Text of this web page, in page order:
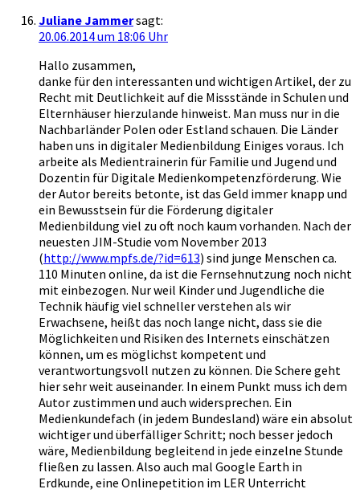
Juliane Jammersagt:
20.06.2014 um 18:06 Uhr
Hallo zusammen,
danke für den interessanten und wichtigen Artikel, der zu
Recht mit Deutlichkeit auf die Missstände in Schulen und
Elternhäuser hierzulande hinweist. Man muss nur in die
Nachbarländer Polen oder Estland schauen. Die Länder
haben uns in digitaler Medienbildung Einiges voraus. Ich
arbeite als Medientrainerin für Familie und Jugend und
Dozentin für Digitale Medienkompetenzförderung. Wie
der Autor bereits betonte, ist das Geld immer knapp und
ein Bewusstsein für die Förderung digitaler
Medienbildung viel zu oft noch kaum vorhanden. Nach der
neuesten JIM-Studie vom November 2013
(http://www.mpfs.de/?id=613) sind junge Menschen ca.
110 Minuten online, da ist die Fernsehnutzung noch nicht
mit einbezogen. Nur weil Kinder und Jugendliche die
Technik häufig viel schneller verstehen als wir
Erwachsene, heißt das noch lange nicht, dass sie die
Möglichkeiten und Risiken des Internets einschätzen
können, um es möglichst kompetent und
verantwortungsvoll nutzen zu können. Die Schere geht
hier sehr weit auseinander. In einem Punkt muss ich dem
Autor zustimmen und auch widersprechen. Ein
Medienkundefach (in jedem Bundesland) wäre ein absolut
wichtiger und überfälliger Schritt; noch besser jedoch
wäre, Medienbildung begleitend in jede einzelne Stunde
fließen zu lassen. Also auch mal Google Earth in
Erdkunde, eine Onlinepetition im LER Unterricht